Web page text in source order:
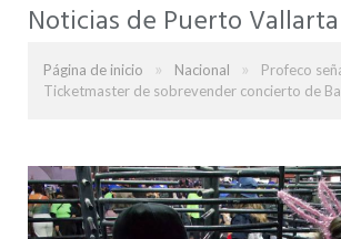
Noticias de Puerto Vallarta
Página de inicio » Nacional »
Profeco
Ticketmaster de sobrevender concierto de